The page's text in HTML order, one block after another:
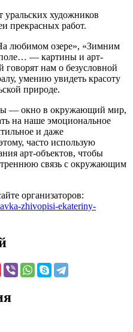
художников
прекрасных работ.
любимом озере», «Зимним
— картины и арт-
нам о безусловной
умению увидеть красоту
природе.
— окно в окружающий мир,
на наше эмоциональное
и даже
часто использую
арт-объектов, чтобы
связь с окружающим
организаторов:
zhivopisi-ekateriny-